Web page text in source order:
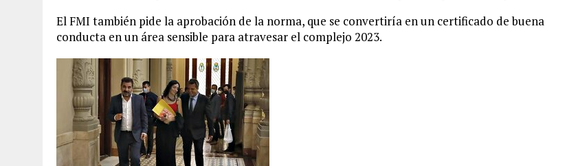
El FMI también pide la aprobación de la norma, que se convertiría en un certificado de buena
conducta en un área sensible para atravesar el complejo 2023.